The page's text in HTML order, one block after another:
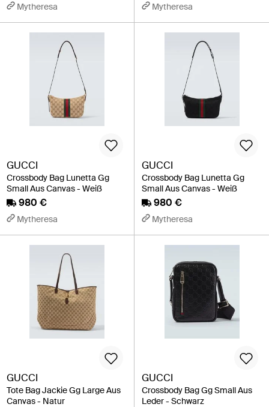
Mytheresa Mytheresa
GUCCI
Crossbody Bag Lunetta Gg
Small Aus Canvas - Weiß
980 €
Mytheresa
GUCCI
Crossbody Bag Lunetta Gg
Small Aus Canvas - Weiß
980 €
Mytheresa
GUCCI
Tote Bag Jackie Gg Large Aus
Canvas - Natur
GUCCI
Crossbody Bag Gg Small Aus
Leder - Schwarz